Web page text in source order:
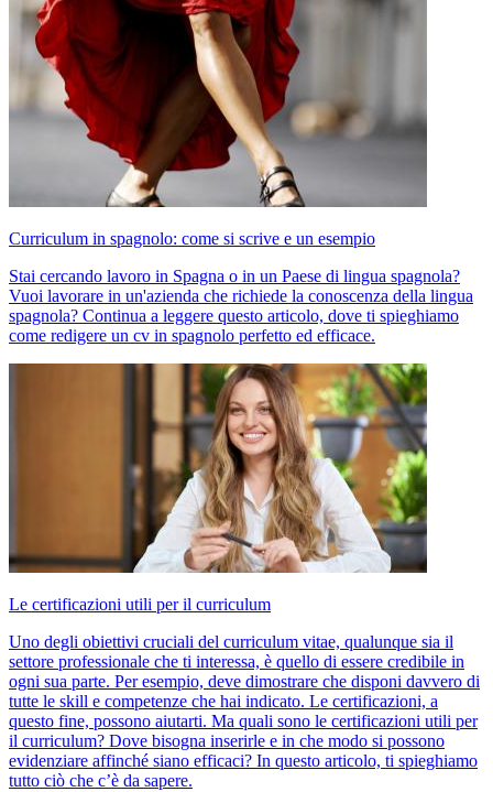
Curriculum in spagnolo: come si scrive e un esempio
Stai cercando lavoro in Spagna o in un Paese di lingua spagnola?
Vuoi lavorare in un'azienda che richiede la conoscenza della lingua
spagnola? Continua a leggere questo articolo, dove ti spieghiamo
come redigere un cv in spagnolo perfetto ed efficace.
Le certificazioni utili per il curriculum
Uno degli obiettivi cruciali del curriculum vitae, qualunque sia il
settore professionale che ti interessa, è quello di essere credibile in
ogni sua parte. Per esempio, deve dimostrare che disponi davvero di
tutte le skill e competenze che hai indicato. Le certificazioni, a
questo fine, possono aiutarti. Ma quali sono le certificazioni utili per
il curriculum? Dove bisogna inserirle e in che modo si possono
evidenziare affinché siano efficaci? In questo articolo, ti spieghiamo
tutto ciò che c’è da sapere.